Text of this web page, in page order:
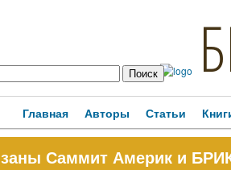
Главная Авторы Статьи
Саммит Америк и